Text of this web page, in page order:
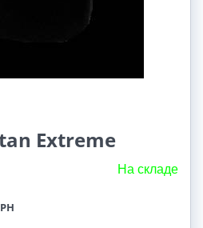
Extreme
На складе